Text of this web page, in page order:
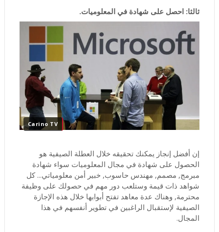
ثالثا: احصل على شهادة في المعلوميات.
Carino TV
إن أفضل إنجاز يمكنك تحقيقه خلال العطلة الصيفية هو
الحصول على شهادة في مجال المعلوميات سواء شهادة
مبرمج, مصمم, مهندس حاسوب, خبير أمن معلومياتي... كل
شواهد ذات قيمة وستلعب دور مهم في حصولك على وظيفة
محترمة, وهناك عدة معاهد تفتح أبوابها خلال هذه الإجازة
الصيفية لإستقبال الراغبين في تطوير أنفسهم في هذا
المجال.